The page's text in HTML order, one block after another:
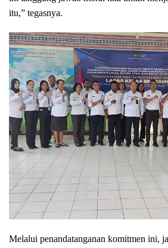
itu,” tegasnya.
Melalui penandatanganan komitmen ini,